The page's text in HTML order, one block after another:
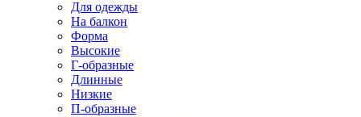
Для одежды
На балкон
Форма
Высокие
Г-образные
Длинные
Низкие
П-образные